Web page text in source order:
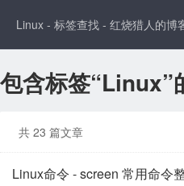
Linux - 标签查找 - 红烧猎人的博
包含标签“Linux”
共 23 篇文章
Linux命令 - screen 常用命令